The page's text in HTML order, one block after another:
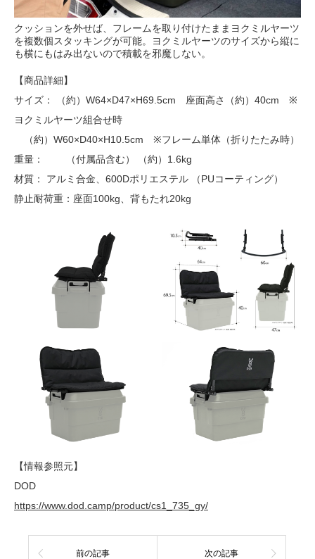
クッションを外せば、フレームを取り付けたままヨクミルヤーツ
を複数個スタッキングが可能。ヨクミルヤーツのサイズから縦に
も横にもはみ出ないので積載を邪魔しない。
【商品詳細】
サイズ： （約）W64×D47×H69.5cm 座面高さ（約）40cm ※
ヨクミルヤーツ組合せ時
（約）W60×D40×H10.5cm ※フレーム単体（折りたたみ時）
重量： （付属品含む） （約）1.6kg
材質： アルミ合金、600Dポリエステル （PUコーティング）
静止耐荷重：座面100kg、背もたれ20kg
【情報参照元】
DOD
https://www.dod.camp/product/cs1_735_gy/
前の記事 次の記事